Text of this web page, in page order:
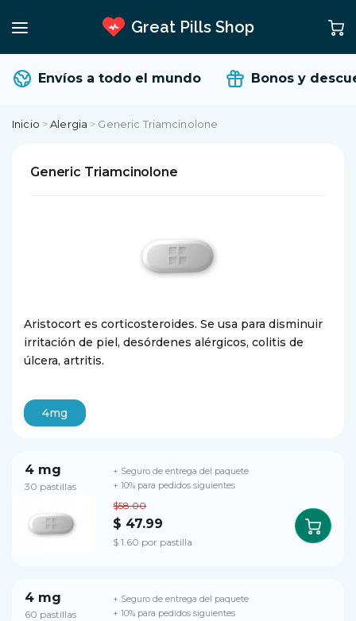
Great Pills Shop
Envíos a todo el mundo Bonos y
Inicio >Alergia > Generic Triamcinolone
Generic Triamcinolone
Aristocort es corticosteroides. Se usa para disminuir
irritación de piel, desórdenes alérgicos, colitis de
úlcera, artritis.
4mg
4 mg
30 pastillas
$58.00
$ 47.99
$ 1.60 por pastilla
+ Seguro de entrega del paquete
+ 10% para pedidos siguientes
4 mg
60 pastillas
+ Seguro de entrega del paquete
+ 10% para pedidos siguientes